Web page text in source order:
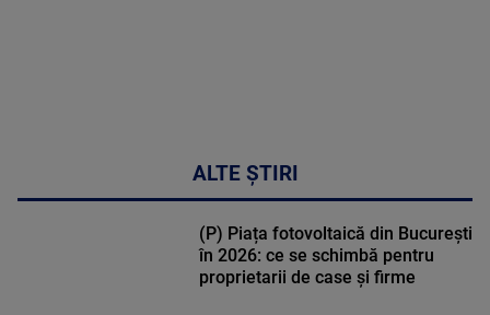
ALTE ȘTIRI
(P) Piața fotovoltaică din București
în 2026: ce se schimbă pentru
proprietarii de case și firme